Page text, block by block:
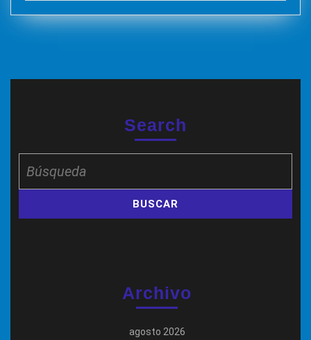
Search
Archivo
agosto 2026